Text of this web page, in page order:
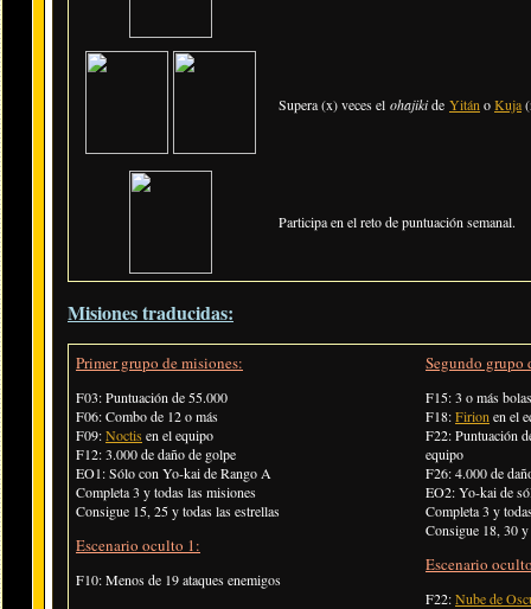
Supera (x) veces el ohajikide Yitán oKuja
Participa en el reto de puntuación semanal.
Misiones traducidas:
Primer grupo de misiones:
F03: Puntuación de 55.000
F06: Combo de 12 o más
F09:Noctis en el equipo
F12: 3.000 de daño de golpe
EO1: Sólo con Yo-kai de Rango A
Completa 3 y todas las misiones
Consigue 15, 25 y todas las estrellas
Escenario oculto 1:
F10: Menos de 19 ataques enemigos
Segundo grupo
F15: 3 o más
F18:Firion en el
F22: Puntuación
equipo
F26: 4.000 de
EO2: Yo-kai de
Completa 3 y
Consigue 18, 30
Escenario
F22:Nube de